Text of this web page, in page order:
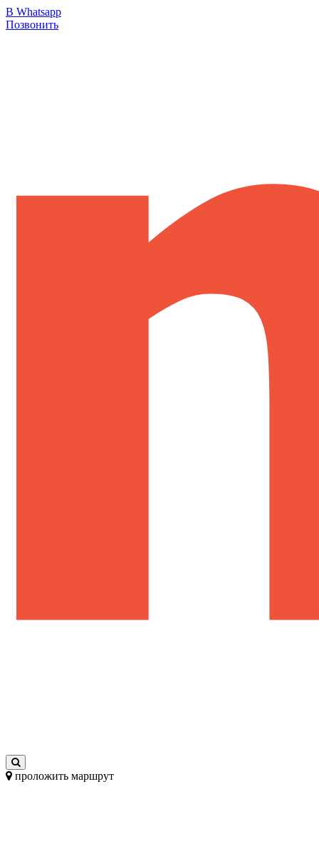
В Whatsapp
Позвонить
проложить маршрут